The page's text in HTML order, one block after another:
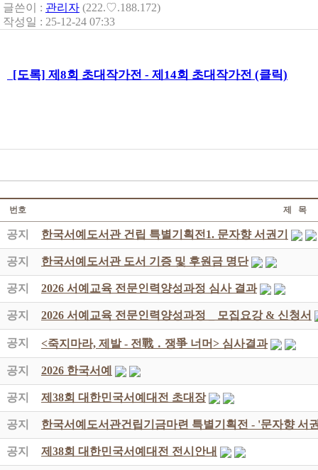
글쓴이 : 관리자 (222.♡.188.172)
작성일 : 25-12-24 07:33
[도록] 제8회 초대작가전 - 제14회 초대작가전 (클릭)
번호 제 목
공지 한국서예도서관 건립 특별기획전1. 문자향 서권기
공지 한국서예도서관 도서 기증 및 후원금 명단
공지 2026 서예교육 전문인력양성과정 심사 결과
공지 2026 서예교육 전문인력양성과정 _ 모집요강 & 신청서
공지 <죽지마라, 제발 - 전戰 ․ 쟁爭 너머> 심사결과
공지 2026 한국서예
공지 제38회 대한민국서예대전 초대장
공지 한국서예도서관건립기금마련 특별기획전 - '문자향 서
공지 제38회 대한민국서예대전 전시안내